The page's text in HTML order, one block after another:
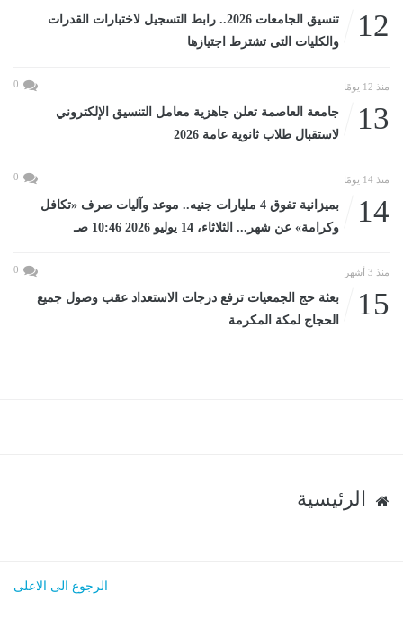
12
تنسيق الجامعات 2026.. رابط التسجيل لاختبارات القدرات
والكليات التى تشترط اجتيازها
منذ 12 يومًا 0
13
جامعة العاصمة تعلن جاهزية معامل التنسيق الإلكتروني
لاستقبال طلاب ثانوية عامة 2026
منذ 14 يومًا 0
14
بميزانية تفوق 4 مليارات جنيه.. موعد وآليات صرف «تكافل
وكرامة» عن شهر... الثلاثاء، 14 يوليو 2026 10:46 صـ
منذ 3 أشهر 0
15
بعثة حج الجمعيات ترفع درجات الاستعداد عقب وصول جميع
الحجاج لمكة المكرمة
الرئيسية
الرجوع الى الاعلى